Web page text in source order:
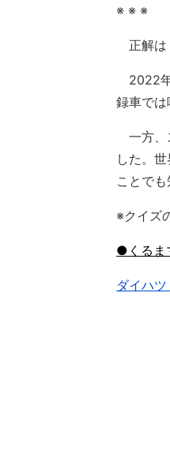
※ ※ ※
正解は
2022年
録車では
一方、
した。
ことでも
※クイズ
●くるま
ダイハ